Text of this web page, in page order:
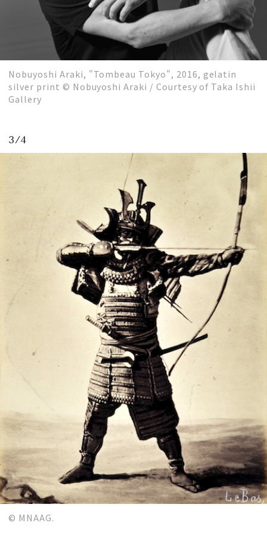
Nobuyoshi Araki, "Tombeau Tokyo", 2016, gelatin
silver print © Nobuyoshi Araki / Courtesy of Taka Ishii
Gallery
3/4
© MNAAG.